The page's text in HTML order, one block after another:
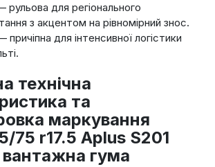
рульова для регіонального
з акцентом на рівномірний знос.
причіпна для інтенсивної логістики
технічна
та
маркування
75 r17.5 Aplus S201
вантажна гума